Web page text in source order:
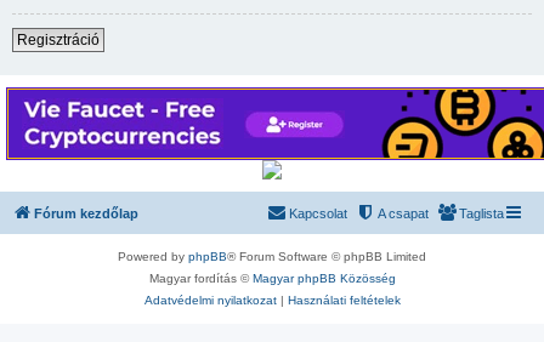
Regisztráció
Fórum kezdőlap Taglista
A csapat
Kapcsolat
Powered by phpBB® Forum Software © phpBB Limited
Magyar fordítás ©Magyar phpBB Közösség
Adatvédelmi nyilatkozat| Használati feltételek